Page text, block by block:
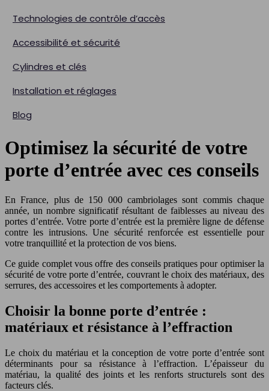
Technologies de contrôle d’accès
Accessibilité et sécurité
Cylindres et clés
Installation et réglages
Blog
Optimisez la sécurité de votre
porte d’entrée avec ces conseils
En France, plus de 150 000 cambriolages sont commis chaque
année, un nombre significatif résultant de faiblesses au niveau des
portes d’entrée. Votre porte d’entrée est la première ligne de défense
contre les intrusions. Une sécurité renforcée est essentielle pour
votre tranquillité et la protection de vos biens.
Ce guide complet vous offre des conseils pratiques pour optimiser la
sécurité de votre porte d’entrée, couvrant le choix des matériaux, des
serrures, des accessoires et les comportements à adopter.
Choisir la bonne porte d’entrée :
matériaux et résistance à l’effraction
Le choix du matériau et la conception de votre porte d’entrée sont
déterminants pour sa résistance à l’effraction. L’épaisseur du
matériau, la qualité des joints et les renforts structurels sont des
facteurs clés.